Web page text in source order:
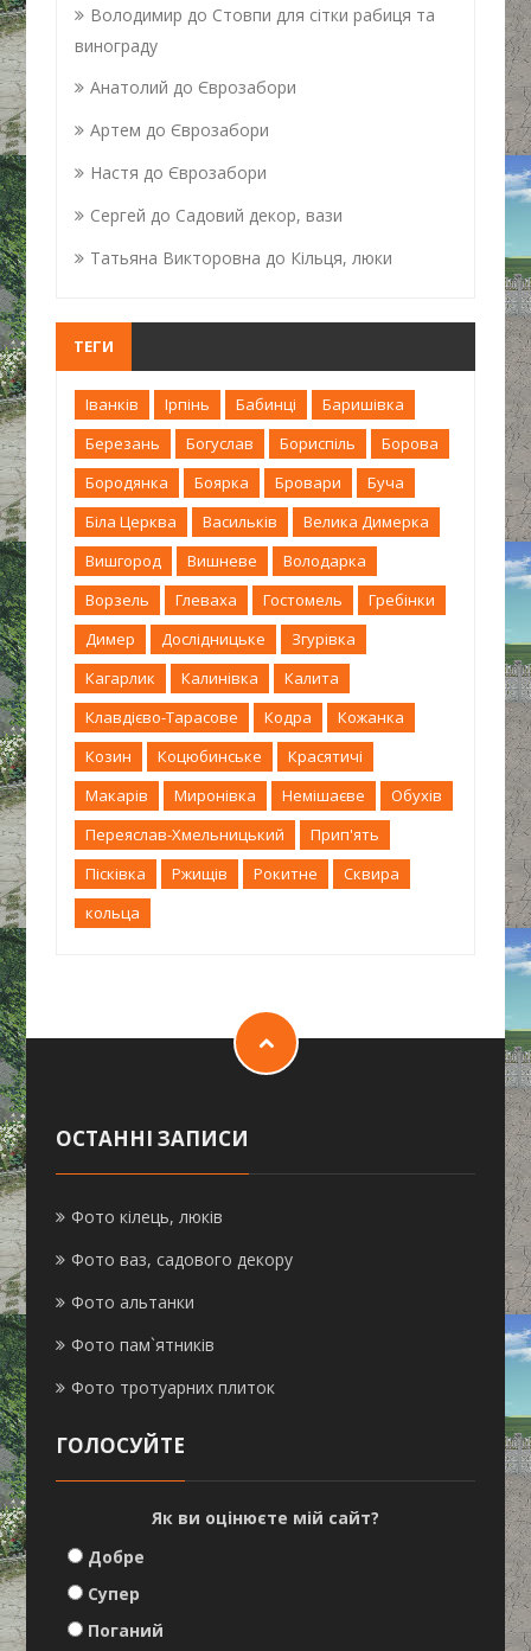
Володимир до Стовпи для сітки рабиця та
винограду
Анатолий до Єврозабори
Артем до Єврозабори
Настя до Єврозабори
Сергей до Садовий декор, вази
Татьяна Викторовна до Кільця, люки
ТЕГИ
Іванків Ірпінь Бабинці
Баришівка
Березань
Богуслав Бориспіль
Борова
Бородянка
Боярка Бровари
Буча
Біла Церква
Васильків
Велика Димерка
Вишгород
Вишневе
Володарка
Ворзель
Глеваха Гостомель
Гребінки
Димер
Дослідницьке
Згурівка
Кагарлик
Калинівка
Калита
Клавдієво-Тарасове
Кодра
Кожанка
Козин
Коцюбинське
Красятичі
Макарів
Миронівка Немішаєве
Обухів
Переяслав-Хмельницький
Прип'ять
Пісківка
Ржищів Рокитне
Сквира
кольца
ОСТАННІ ЗАПИСИ
Фото кілець, люків
Фото ваз, садового декору
Фото альтанки
Фото пам`ятників
Фото тротуарних плиток
ГОЛОСУЙТЕ
Як ви оцінюєте мій сайт?
Добре
Супер
Поганий